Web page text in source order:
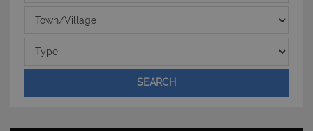
Town/Village
Type
SEARCH